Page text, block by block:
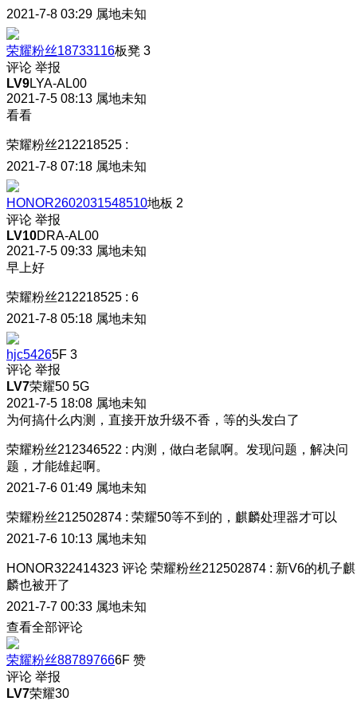
2021-7-8 03:29 属地未知
荣耀粉丝18733116板凳 3
评论 举报
LV9LYA-AL00
2021-7-5 08:13 属地未知
看看
荣耀粉丝212218525 :
2021-7-8 07:18 属地未知
HONOR2602031548510地板 2
评论 举报
LV10DRA-AL00
2021-7-5 09:33 属地未知
早上好
荣耀粉丝212218525 : 6
2021-7-8 05:18 属地未知
hjc54265F 3
评论 举报
LV7荣耀50 5G
2021-7-5 18:08 属地未知
为何搞什么内测，直接开放升级不香，等的头发白了
荣耀粉丝212346522 : 内测，做白老鼠啊。发现问题，解决问
题，才能雄起啊。
2021-7-6 01:49 属地未知
荣耀粉丝212502874 : 荣耀50等不到的，麒麟处理器才可以
2021-7-6 10:13 属地未知
HONOR322414323 评论 荣耀粉丝212502874 : 新V6的机子麒
麟也被开了
2021-7-7 00:33 属地未知
查看全部评论
荣耀粉丝887897666F 赞
评论 举报
LV7荣耀30